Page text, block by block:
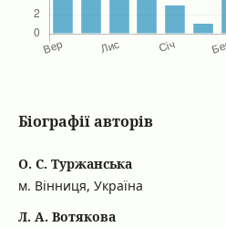
Біографії авторів
О. С. Туржанська
м. Вінниця, Україна
Л. А. Вотякова